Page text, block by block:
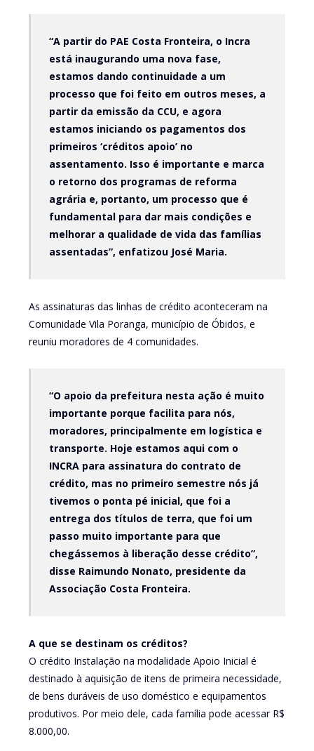
“A partir do PAE Costa Fronteira, o Incra
está inaugurando uma nova fase,
estamos dando continuidade a um
processo que foi feito em outros meses, a
partir da emissão da CCU, e agora
estamos iniciando os pagamentos dos
primeiros ‘créditos apoio’ no
assentamento. Isso é importante e marca
o retorno dos programas de reforma
agrária e, portanto, um processo que é
fundamental para dar mais condições e
melhorar a qualidade de vida das famílias
assentadas”, enfatizou José Maria.
As assinaturas das linhas de crédito aconteceram na
Comunidade Vila Poranga, município de Óbidos, e
reuniu moradores de 4 comunidades.
“O apoio da prefeitura nesta ação é muito
importante porque facilita para nós,
moradores, principalmente em logística e
transporte. Hoje estamos aqui com o
INCRA para assinatura do contrato de
crédito, mas no primeiro semestre nós já
tivemos o ponta pé inicial, que foi a
entrega dos títulos de terra, que foi um
passo muito importante para que
chegássemos à liberação desse crédito”,
disse Raimundo Nonato, presidente da
Associação Costa Fronteira.
A que se destinam os créditos?
O crédito Instalação na modalidade Apoio Inicial é
destinado à aquisição de itens de primeira necessidade,
de bens duráveis de uso doméstico e equipamentos
produtivos. Por meio dele, cada família pode acessar R$
8.000,00.